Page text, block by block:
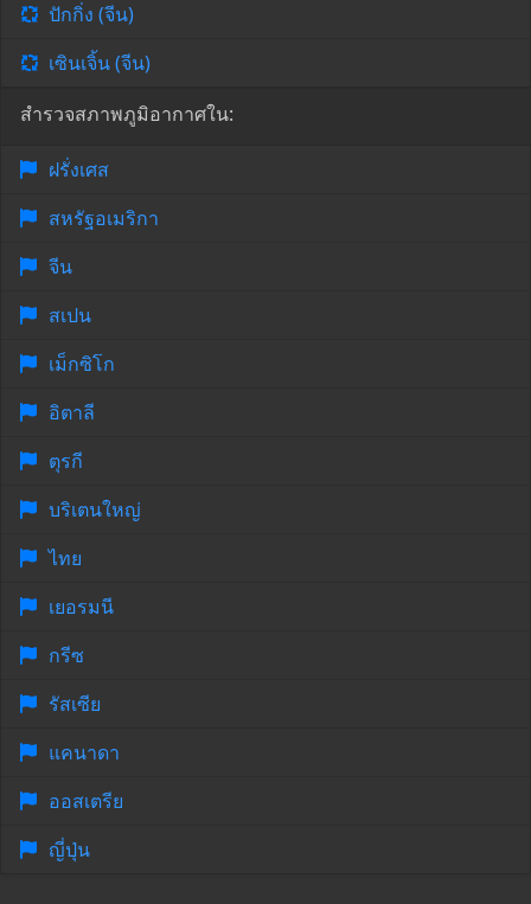
ปักกิ่ง (จีน)
เซินเจิ้น (จีน)
สำรวจสภาพภูมิอากาศใน:
ฝรั่งเศส
สหรัฐอเมริกา
จีน
สเปน
เม็กซิโก
อิตาลี
ตุรกี
บริเตนใหญ่
ไทย
เยอรมนี
กรีซ
รัสเซีย
แคนาดา
ออสเตรีย
ญี่ปุ่น